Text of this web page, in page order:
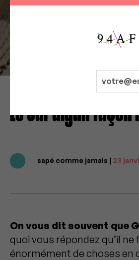
Le cardigan
sapé comme jamais | 23
On vous dit souvent que
quoi vous répondez qu’il
énormément de choses en